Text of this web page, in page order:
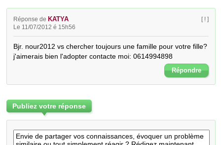
Réponse de KATYA
Le 11/07/2012 é 15h56
[ ! ]
Bjr. nour2012 vs chercher toujours une famille pour votre fille?
j'aimerais bien l'adopter contacte moi: 0614994898
Répondre
Publiez votre réponse